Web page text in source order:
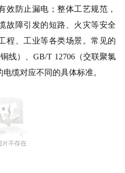
效防止漏电；整体工艺规范，
故障引发的短路、火灾等安全
程、工业等各类场景。常见的
线）、GB/T 12706（交联聚氯
缆对应不同的具体标准。